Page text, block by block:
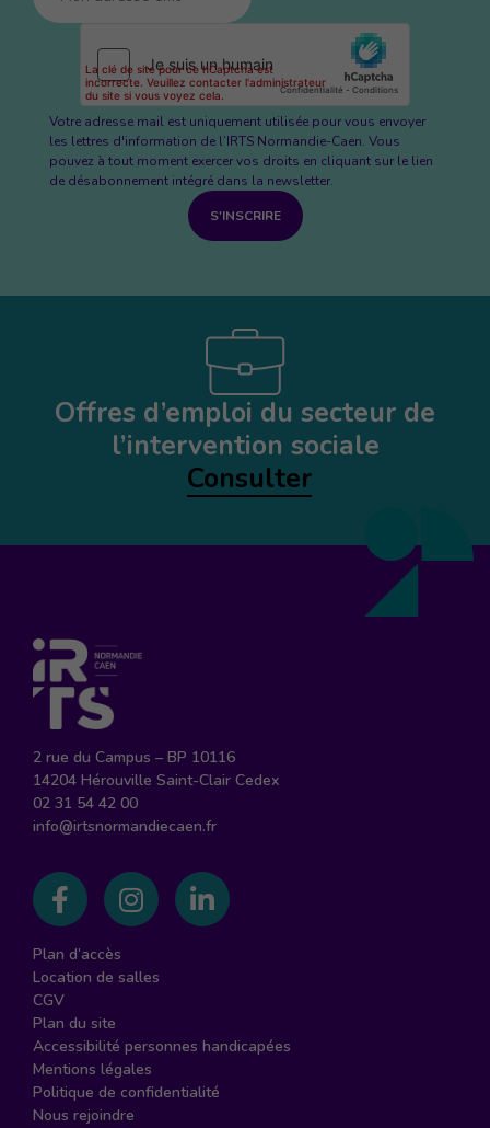
Votre adresse mail est uniquement utilisée pour vous envoyer
les lettres d'information de l’IRTS Normandie-Caen. Vous
pouvez à tout moment exercer vos droits en cliquant sur le lien
de désabonnement intégré dans la newsletter.
S'INSCRIRE
Offres d’emploi du secteur de
l’intervention sociale
Consulter
2 rue du Campus – BP 10116
14204 Hérouville Saint-Clair Cedex
02 31 54 42 00
info@irtsnormandiecaen.fr
Suivez-nous sur Facebook
Suivez-nous sur Instagram
Suivez-nous sur
Plan d’accès
Location de salles
CGV
Plan du site
Accessibilité personnes handicapées
Mentions légales
Politique de confidentialité
Nous rejoindre